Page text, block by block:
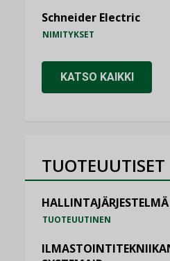
Schneider Electric
NIMITYKSET
KATSO KAIKKI
TUOTEUUTISET
HALLINTAJÄRJESTELMÄ
TUOTEUUTINEN